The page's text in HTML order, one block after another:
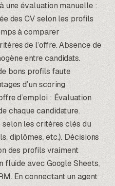
une évaluation manuelle :
des CV selon les profils
à comparer
de l’offre. Absence de
entre candidats.
bons profils faute
d’un scoring
d’emploi : Évaluation
chaque candidature.
les critères clés du
diplômes, etc.). Décisions
des profils vraiment
fluide avec Google Sheets,
En connectant un agent